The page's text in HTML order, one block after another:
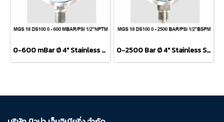
0-600 mBar Ø 4" Stainless Steel Lower 1/2" 0-2500 Bar Ø 4" Stainless Steel Lower 1/2"